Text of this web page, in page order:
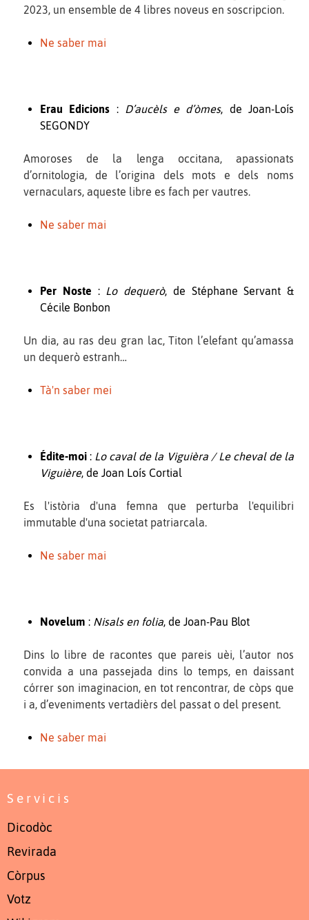
2023, un ensemble de 4 libres noveus en soscripcion.
Ne saber mai
Erau Edicions : D’aucèls e d’òmes, de Joan-Loís
SEGONDY
Amoroses de la lenga occitana, apassionats
d’ornitologia, de l’origina dels mots e dels noms
vernaculars, aqueste libre es fach per vautres.
Ne saber mai
Per Noste : Lo dequerò, de Stéphane Servant &
Cécile Bonbon
Un dia, au ras deu gran lac, Titon l’elefant qu’amassa
un dequerò estranh…
Tà'n saber mei
Édite-moi : Lo caval de la Viguièra / Le cheval de la
Viguière, de Joan Loís Cortial
Es l'istòria d'una femna que perturba l'equilibri
immutable d'una societat patriarcala.
Ne saber mai
Novelum : Nisals en folia, de Joan-Pau Blot
Dins lo libre de racontes que pareis uèi, l’autor nos
convida a una passejada dins lo temps, en daissant
córrer son imaginacion, en tot rencontrar, de còps que
i a, d’eveniments vertadièrs del passat o del present.
Ne saber mai
Servicis
Dicodòc
Revirada
Còrpus
Votz